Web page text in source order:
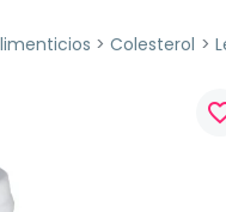
Colesterol